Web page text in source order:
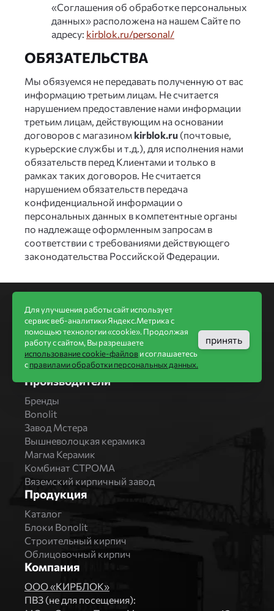
«Соглашения об обработке персональных
данных» расположена на нашем Сайте по
адресу: kirblok.ru/personal/
ОБЯЗАТЕЛЬСТВА
Мы обязуемся не передавать полученную от вас
информацию третьим лицам. Не считается
нарушением предоставление нами информации
третьим лицам, действующим на основании
договоров с магазином kirblok.ru (почтовые,
курьерские службы и т.д.), для исполнения нами
обязательств перед Клиентами и только в
рамках таких договоров. Не считается
нарушением обязательств передача
конфиденциальной информации о
персональных данных в компетентные органы
по надлежаще оформленным запросам в
соответствии с требованиями действующего
законодательства Российской Федерации.
Информация
Акции
Строительство домов
Новости
Статьи
Производители
Бренды
Bonolit
Завод Мстера
Вышневолоцкая керамика
Магма Керамик
Комбинат СТРОМА
Вяземский кирпичный завод
Продукция
Каталог
Блоки Bonolit
Строительный кирпич
Облицовочный кирпич
Компания
ООО «КИРБЛОК»
ПВЗ (не для посещения):
Для улучшения работы сайт использует
сервис веб-аналитики Яндекс.Метрика с
помощью технологии «cookie». Продолжая
работу с сайтом, Вы разрешаете
использование cookie-файлови соглашаетесь
справилами обработки персональных данных.
принять